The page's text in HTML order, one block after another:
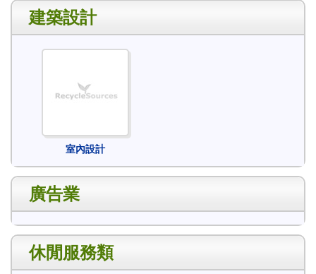
建築設計
室內設計
廣告業
休閒服務類